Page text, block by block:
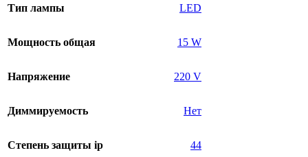
Тип лампы LED
Мощность общая 15 W
Напряжение 220 V
Диммируемость Нет
Степень защиты ip 44